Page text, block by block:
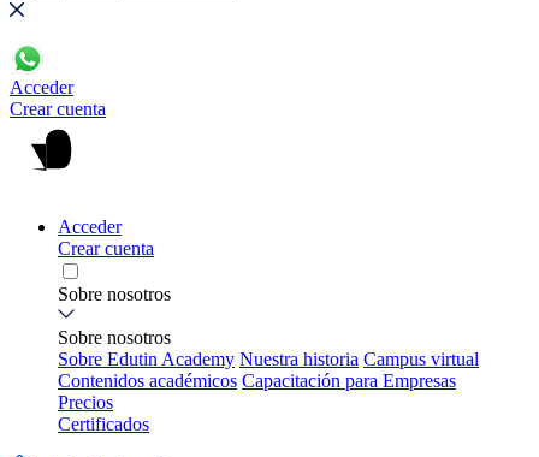
Acceder
Crear cuenta
Acceder
Crear cuenta
Sobre nosotros
Sobre nosotros
Sobre Edutin Academy Nuestra historia Campus virtual
Contenidos académicos Capacitación para Empresas
Precios
Certificados